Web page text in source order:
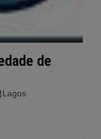
de
Lagos